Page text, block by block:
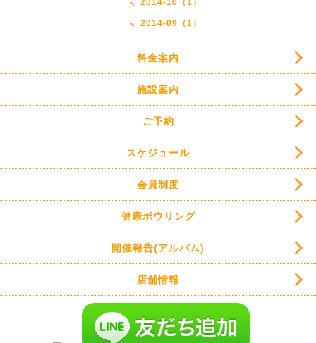
2014-10（1）
2014-09（1）
料金案内
施設案内
ご予約
スケジュール
会員制度
健康ボウリング
開催報告(アルバム)
店舗情報